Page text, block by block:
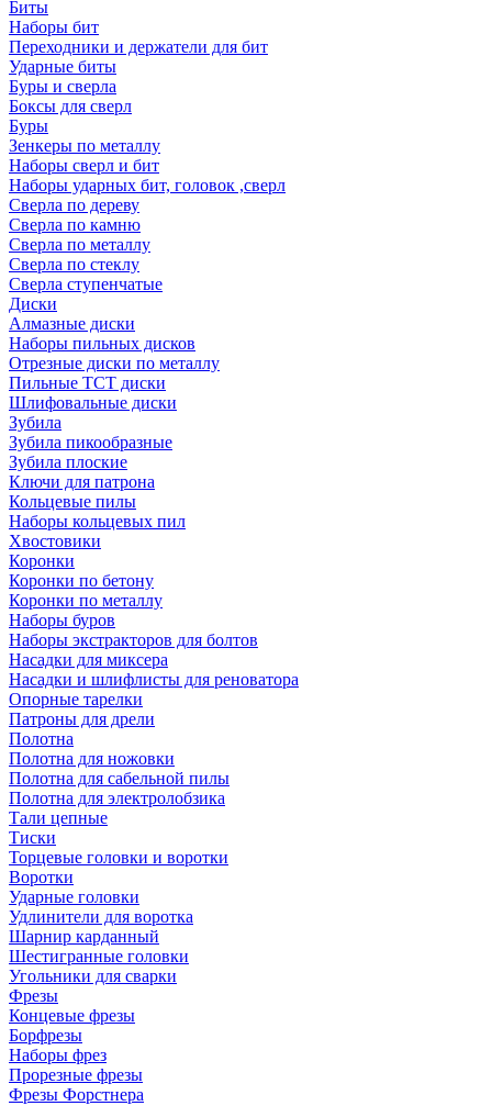
Биты
Наборы бит
Переходники и держатели для бит
Ударные биты
Буры и сверла
Боксы для сверл
Буры
Зенкеры по металлу
Наборы сверл и бит
Наборы ударных бит, головок ,сверл
Сверла по дереву
Сверла по камню
Сверла по металлу
Сверла по стеклу
Сверла ступенчатые
Диски
Алмазные диски
Наборы пильных дисков
Отрезные диски по металлу
Пильные TCT диски
Шлифовальные диски
Зубила
Зубила пикообразные
Зубила плоские
Ключи для патрона
Кольцевые пилы
Наборы кольцевых пил
Хвостовики
Коронки
Коронки по бетону
Коронки по металлу
Наборы буров
Наборы экстракторов для болтов
Насадки для миксера
Насадки и шлифлисты для реноватора
Опорные тарелки
Патроны для дрели
Полотна
Полотна для ножовки
Полотна для сабельной пилы
Полотна для электролобзика
Тали цепные
Тиски
Торцевые головки и воротки
Воротки
Ударные головки
Удлинители для воротка
Шарнир карданный
Шестигранные головки
Угольники для сварки
Фрезы
Концевые фрезы
Борфрезы
Наборы фрез
Прорезные фрезы
Фрезы Форстнера